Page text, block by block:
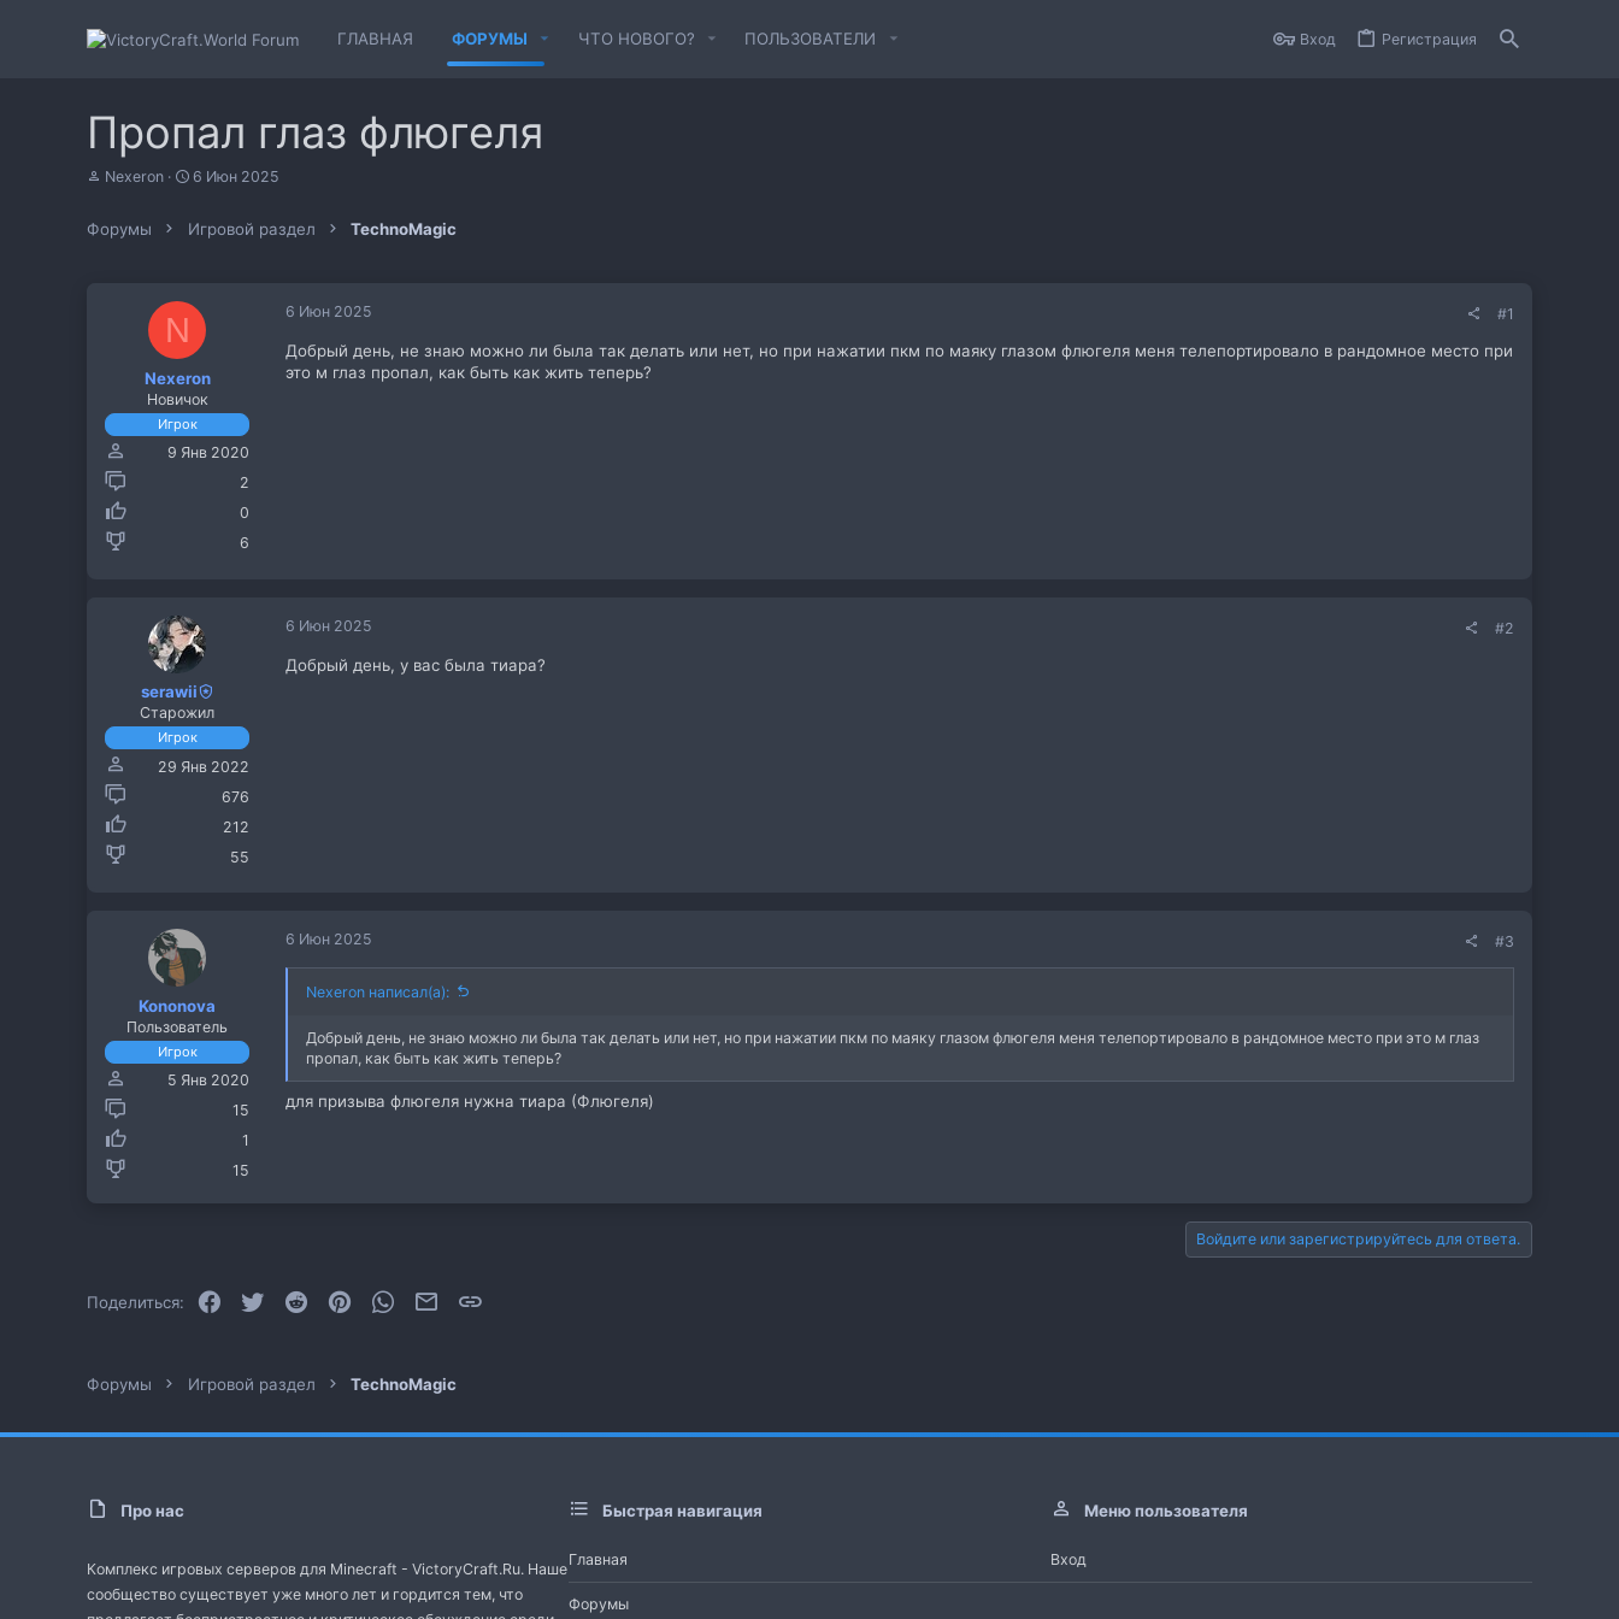
ГЛАВНАЯ ФОРУМЫ ЧТО НОВОГО? ПОЛЬЗОВАТЕЛИ Вход Регистрация
Пропал глаз флюгеля
А
о
Nexeron
Д
а
а
6 Июн 2025
Форумы Игровой раздел TechnoMagic
N
Nexeron
Новичок
Игрок
9 Янв 2020
2
0
6
6 Июн 2025 #1
Добрый день, не знаю можно ли была так делать или нет, но при нажатии пкм по маяку глазом флюгеля меня телепортировало в рандомное место при
это м глаз пропал, как быть как жить теперь?
serawii
Старожил
Игрок
29 Янв 2022
676
212
55
6 Июн 2025 #2
Добрый день, у вас была тиара?
Kononova
Пользователь
Игрок
5 Янв 2020
15
1
15
6 Июн 2025 #3
Nexeron написал(а):
Добрый день, не знаю можно ли была так делать или нет, но при нажатии пкм по маяку глазом флюгеля меня телепортировало в рандомное место при это м глаз
пропал, как быть как жить теперь?
для призыва флюгеля нужна тиара (Флюгеля)
Войдите или зарегистрируйтесь для ответа.
Поделиться: Facebook
Twitter Reddit PinterestWhatsAppЭлектронная почта
Форумы Игровой раздел TechnoMagic
Про нас
Комплекс игровых серверов для Minecraft - VictoryCraft.Ru. Наше
сообщество существует уже много лет и гордится тем, что
Быстрая навигация
Главная
Форумы
Меню пользователя
Вход